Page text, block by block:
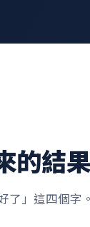
的結
了」這四個字